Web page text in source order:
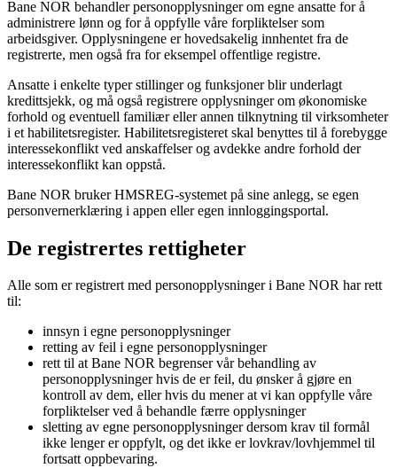
Bane NOR behandler personopplysninger om egne ansatte for å
administrere lønn og for å oppfylle våre forpliktelser som
arbeidsgiver. Opplysningene er hovedsakelig innhentet fra de
registrerte, men også fra for eksempel offentlige registre.
Ansatte i enkelte typer stillinger og funksjoner blir underlagt
kredittsjekk, og må også registrere opplysninger om økonomiske
forhold og eventuell familiær eller annen tilknytning til virksomheter
i et habilitetsregister. Habilitetsregisteret skal benyttes til å forebygge
interessekonflikt ved anskaffelser og avdekke andre forhold der
interessekonflikt kan oppstå.
Bane NOR bruker HMSREG-systemet på sine anlegg, se egen
personvernerklæring i appen eller egen innloggingsportal.
De registrertes rettigheter
Alle som er registrert med personopplysninger i Bane NOR har rett
til:
innsyn i egne personopplysninger
retting av feil i egne personopplysninger
rett til at Bane NOR begrenser vår behandling av
personopplysninger hvis de er feil, du ønsker å gjøre en
kontroll av dem, eller hvis du mener at vi kan oppfylle våre
forpliktelser ved å behandle færre opplysninger
sletting av egne personopplysninger dersom krav til formål
ikke lenger er oppfylt, og det ikke er lovkrav/lovhjemmel til
fortsatt oppbevaring.